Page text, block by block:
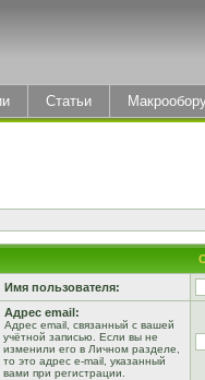
Статьи
Имя пользователя:
Адрес email:
Адрес email, связанный с вашей
учётной записью. Если вы не
изменили его в Личном разделе,
то это адрес e-mail, указанный
вами при регистрации.